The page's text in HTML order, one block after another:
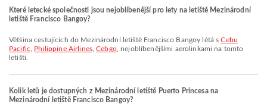
Které letecké společnosti jsou nejoblíbenější pro lety na letiště Mezinárodní
letiště Francisco Bangoy?
Většina cestujících do Mezinárodní letiště Francisco Bangoy létá sCebu
Pacific
Philippine Airlines,Cebgo, nejoblíbenějšími aerolinkami na tomto
letišti.
Kolik letů je dostupných z Mezinárodní letiště Puerto Princesa na
Mezinárodní letiště Francisco Bangoy?